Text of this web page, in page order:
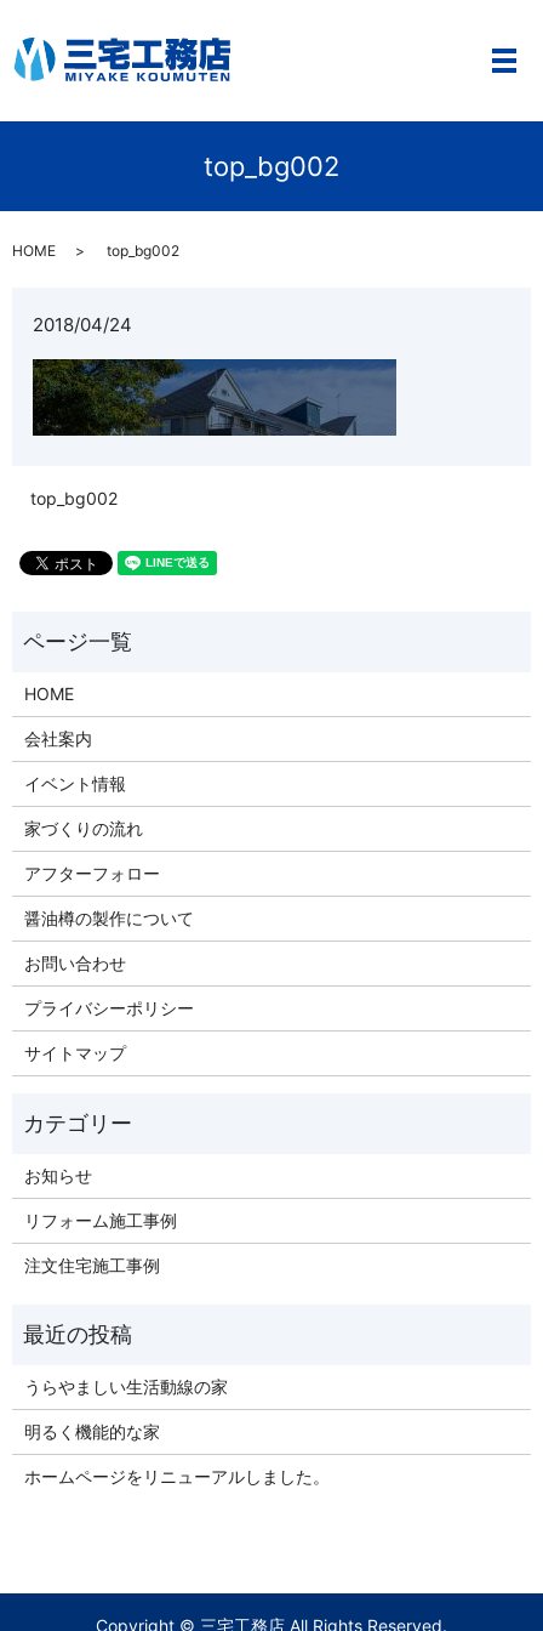
メ
top_bg002
HOME top_bg002
2018/04/24
top_bg002
HOME
会社案内
イベント情報
家づくりの流れ
アフターフォロー
醤油樽の製作について
お問い合わせ
プライバシーポリシー
サイトマップ
お知らせ
リフォーム施工事例
注文住宅施工事例
うらやましい生活動線の家
明るく機能的な家
ホームページをリニューアルしました。
Copyright © 三宅工務店 All Rights Reserved.